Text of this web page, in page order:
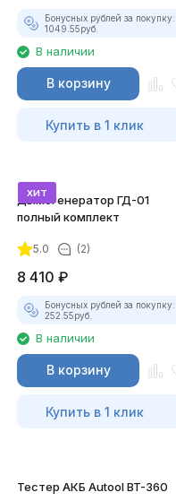
Бонусных рублей за покупку:
1049.55руб.
В наличии
В корзину
Купить в 1 клик
хит
Дымогенератор ГД-01
полный комплект
5.0 (2)
8 410 ₽
Бонусных рублей за покупку:
252.55руб.
В наличии
В корзину
Купить в 1 клик
Тестер АКБ Autool BT-360